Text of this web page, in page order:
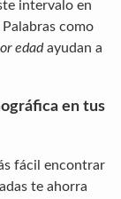
intervalo en
como
edadayudan a
en tus
fácil encontrar
te ahorra